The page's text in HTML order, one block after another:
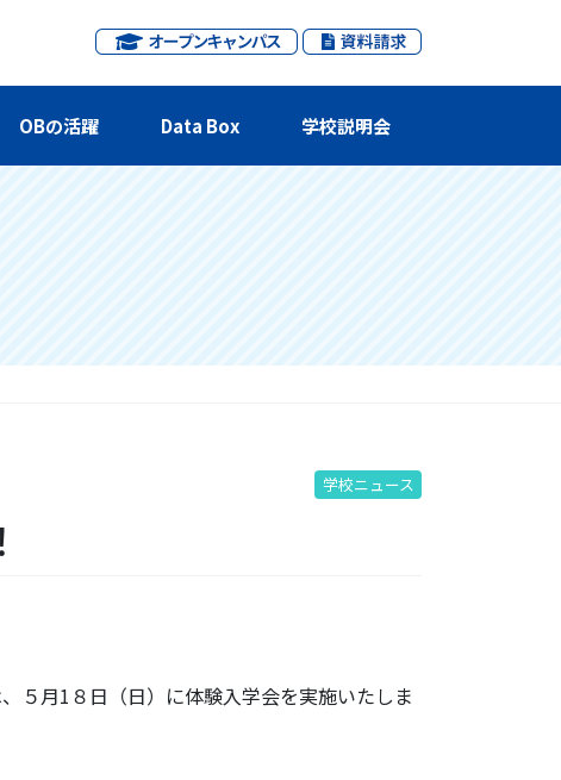
OBの活躍 Data Box 学校説明会
学校ニュース
５月1８日（日）に体験入学会を実施いたしま